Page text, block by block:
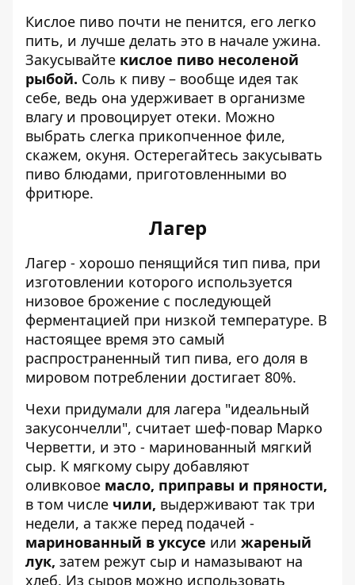
Кислое пиво почти не пенится, его легко
пить, и лучше делать это в начале ужина.
Закусывайте кислое пиво несоленой
рыбой. Соль к пиву – вообще идея так
себе, ведь она удерживает в организме
влагу и провоцирует отеки. Можно
выбрать слегка прикопченное филе,
скажем, окуня. Остерегайтесь закусывать
пиво блюдами, приготовленными во
фритюре.
Лагер
Лагер - хорошо пенящийся тип пива, при
изготовлении которого используется
низовое брожение с последующей
ферментацией при низкой температуре. В
настоящее время это самый
распространенный тип пива, его доля в
мировом потреблении достигает 80%.
Чехи придумали для лагера "идеальный
закусончелли", считает шеф-повар Марко
Черветти, и это - маринованный мягкий
сыр. К мягкому сыру добавляют
оливковое масло, приправы и пряности,
в том числе чили, выдерживают так три
недели, а также перед подачей -
маринованный в уксусе или жареный
лук, затем режут сыр и намазывают на
хлеб. Из сыров можно использовать